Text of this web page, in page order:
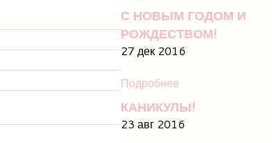
С НОВЫМ ГОДОМ И
РОЖДЕСТВОМ!
27 дек 2016
Подробнее
КАНИКУЛЫ!
23 авг 2016